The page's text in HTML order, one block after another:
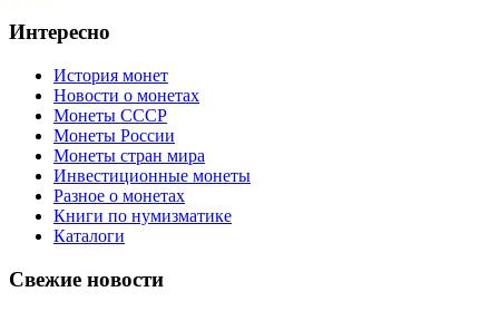
Интересно
История монет
Новости о монетах
Монеты СССР
Монеты России
Монеты стран мира
Инвестиционные монеты
Разное о монетах
Книги по нумизматике
Каталоги
Свежие новости